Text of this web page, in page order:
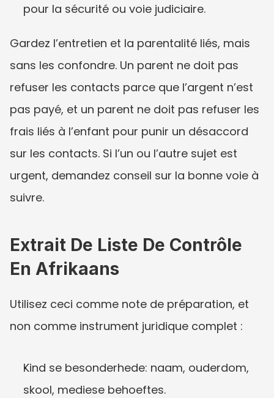
pour la sécurité ou voie judiciaire.
Gardez l’entretien et la parentalité liés, mais
sans les confondre. Un parent ne doit pas
refuser les contacts parce que l’argent n’est
pas payé, et un parent ne doit pas refuser les
frais liés à l’enfant pour punir un désaccord
sur les contacts. Si l’un ou l’autre sujet est
urgent, demandez conseil sur la bonne voie à
suivre.
Extrait De Liste De Contrôle
En Afrikaans
Utilisez ceci comme note de préparation, et
non comme instrument juridique complet :
Kind se besonderhede: naam, ouderdom,
skool, mediese behoeftes.